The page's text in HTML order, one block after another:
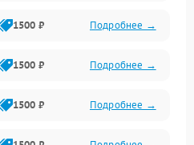
и аккумулятором
корпусом и другие
1500 ₽ Подробнее →
1500 ₽ Подробнее →
1500 ₽ Подробнее →